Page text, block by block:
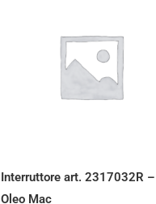
Interruttore art. 2317032R –
Oleo Mac